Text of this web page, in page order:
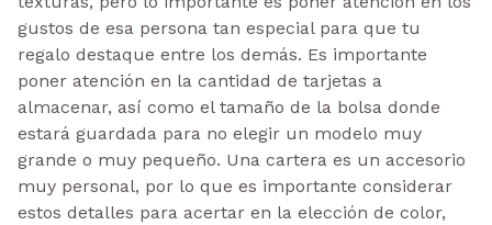
gustos de esa persona tan especial para que tu
regalo destaque entre los demás. Es importante
poner atención en la cantidad de tarjetas a
almacenar, así como el tamaño de la bolsa donde
estará guardada para no elegir un modelo muy
grande o muy pequeño. Una cartera es un accesorio
muy personal, por lo que es importante considerar
estos detalles para acertar en la elección de color,